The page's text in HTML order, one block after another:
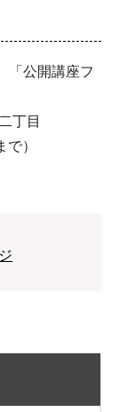
「公開講座フ
丁目
）